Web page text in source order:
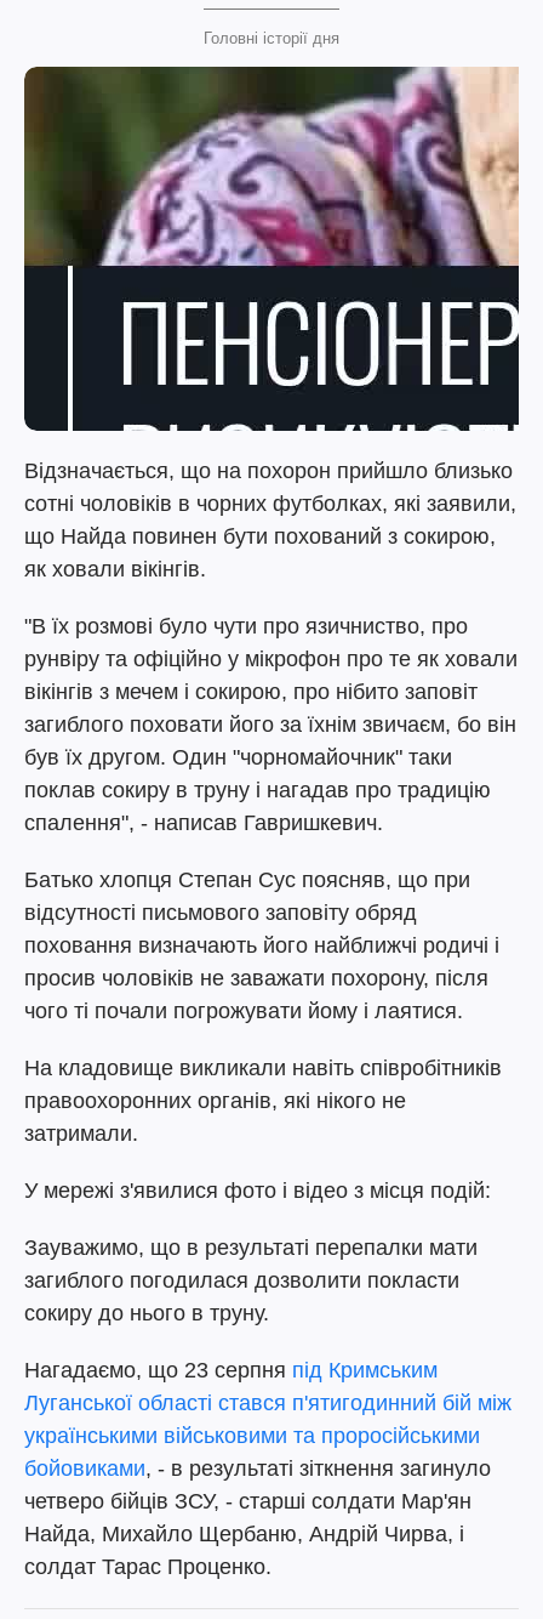
Головні історії дня
Відзначається, що на похорон прийшло близько
сотні чоловіків в чорних футболках, які заявили,
що Найда повинен бути похований з сокирою,
як ховали вікінгів.
"В їх розмові було чути про язичниство, про
рунвіру та офіційно у мікрофон про те як ховали
вікінгів з мечем і сокирою, про нібито заповіт
загиблого поховати його за їхнім звичаєм, бо він
був їх другом. Один "чорномайочник" таки
поклав сокиру в труну і нагадав про традицію
спалення", - написав Гавришкевич.
Батько хлопця Степан Сус поясняв, що при
відсутності письмового заповіту обряд
поховання визначають його найближчі родичі і
просив чоловіків не заважати похорону, після
чого ті почали погрожувати йому і лаятися.
На кладовище викликали навіть співробітників
правоохоронних органів, які нікого не
затримали.
У мережі з'явилися фото і відео з місця подій:
Зауважимо, що в результаті перепалки мати
загиблого погодилася дозволити покласти
сокиру до нього в труну.
Нагадаємо, що 23 серпня під Кримським
Луганської області стався п'ятигодинний бій між
українськими військовими та проросійськими
бойовиками, - в результаті зіткнення загинуло
четверо бійців ЗСУ, - старші солдати Мар'ян
Найда, Михайло Щербаню, Андрій Чирва, і
солдат Тарас Проценко.